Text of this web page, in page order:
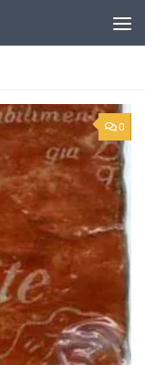
0